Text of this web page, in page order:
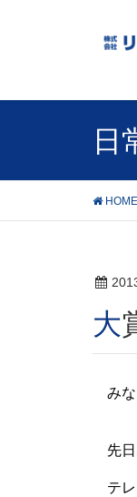
日
HOME
みな
先日
テレ